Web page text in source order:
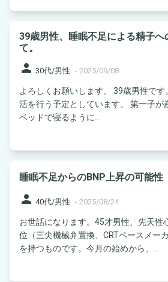
39歳男性、睡眠不足による精子へ
て。
person 30代/男性 - 2025/09/08
よろしくお願いします。 39歳男性です。これから第二子の妊
活を行う予定としています。 第一子が産まれて奥さんと別の
ベッドで寝るように...
睡眠不足からのBNP上昇の可能性
person 40代/男性 - 2025/08/24
お世話になります。45才男性、先天性
位（三尖機械弁置換、CRTペースメー
を持つものです。今月の始めから、...